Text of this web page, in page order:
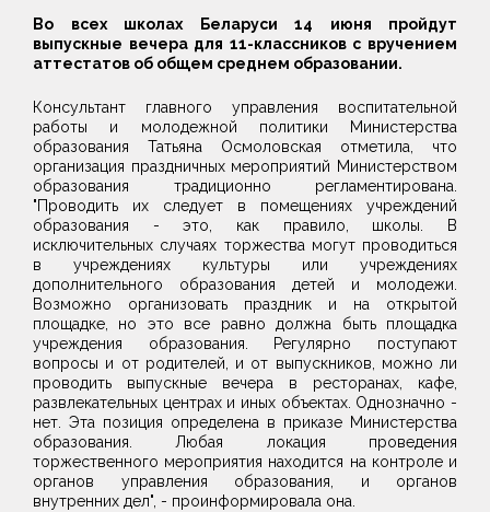
Во всех школах Беларуси 14 июня пройдут
выпускные вечера для 11-классников с вручением
аттестатов об общем среднем образовании.
Консультант главного управления воспитательной
работы и молодежной политики Министерства
образования Татьяна Осмоловская отметила, что
организация праздничных мероприятий Министерством
образования традиционно регламентирована.
"Проводить их следует в помещениях учреждений
образования - это, как правило, школы. В
исключительных случаях торжества могут проводиться
в учреждениях культуры или учреждениях
дополнительного образования детей и молодежи.
Возможно организовать праздник и на открытой
площадке, но это все равно должна быть площадка
учреждения образования. Регулярно поступают
вопросы и от родителей, и от выпускников, можно ли
проводить выпускные вечера в ресторанах, кафе,
развлекательных центрах и иных объектах. Однозначно -
нет. Эта позиция определена в приказе Министерства
образования. Любая локация проведения
торжественного мероприятия находится на контроле и
органов управления образования, и органов
внутренних дел", - проинформировала она.